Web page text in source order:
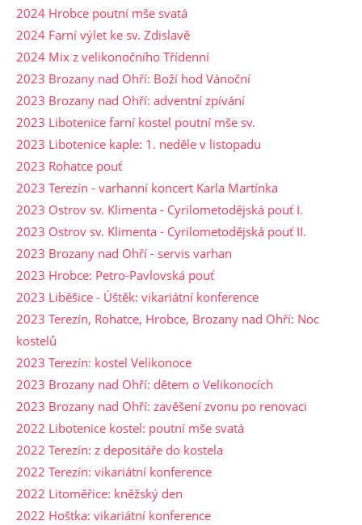
2024 Hrobce poutní mše svatá
2024 Farní výlet ke sv. Zdislavě
2024 Mix z velikonočního Třídenní
2023 Brozany nad Ohří: Boží hod Vánoční
2023 Brozany nad Ohří: adventní zpívání
2023 Libotenice farní kostel poutní mše sv.
2023 Libotenice kaple: 1. neděle v listopadu
2023 Rohatce pouť
2023 Terezín - varhanní koncert Karla Martínka
2023 Ostrov sv. Klimenta - Cyrilometodějská pouť I.
2023 Ostrov sv. Klimenta - Cyrilometodějská pouť II.
2023 Brozany nad Ohří - servis varhan
2023 Hrobce: Petro-Pavlovská pouť
2023 Liběšice - Úštěk: vikariátní konference
2023 Terezín, Rohatce, Hrobce, Brozany nad Ohří: Noc
kostelů
2023 Terezín: kostel Velikonoce
2023 Brozany nad Ohří: dětem o Velikonocích
2023 Brozany nad Ohří: zavěšení zvonu po renovaci
2022 Libotenice kostel: poutní mše svatá
2022 Terezín: z depositáře do kostela
2022 Terezín: vikariátní konference
2022 Litoměřice: kněžský den
2022 Hoštka: vikariátní konference